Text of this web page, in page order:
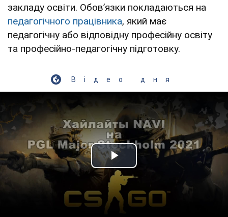
закладу освіти. Обовʼязки покладаються на
педагогічного працівника, який має
педагогічну або відповідну професійну освіту
та професійно-педагогічну підготовку.
Відео дня
Play Video